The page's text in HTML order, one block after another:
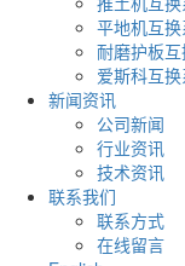
平地机互换
耐磨护板
爱斯科互
新闻资讯
公司新闻
行业资讯
技术资讯
联系我们
联系方式
在线留言